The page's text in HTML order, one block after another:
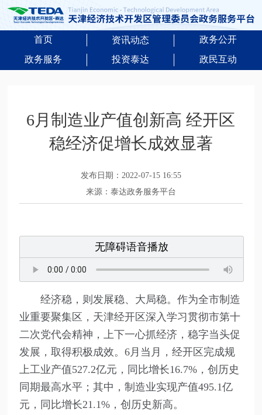
首页 资讯动态
政务公开
政务服务
投资泰达 政民互动
6月制造业产值创新高 经开区
稳经济促增长成效显著
发布日期：2022-07-15 16:55
来源：泰达政务服务平台
无障碍语音播放
经济稳，则发展稳、大局稳。作为全市制造
业重要聚集区，天津经开区深入学习贯彻市第十
二次党代会精神，上下一心抓经济，稳字当头促
发展，取得积极成效。6月当月，经开区完成规
上工业产值527.2亿元，同比增长16.7%，创历史
同期最高水平；其中，制造业实现产值495.1亿
元，同比增长21.1%，创历史新高。